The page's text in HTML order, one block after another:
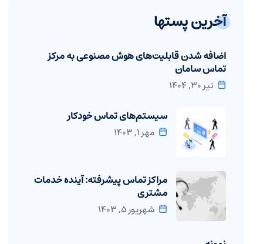
آخرین پستها
اضافه شدن قابلیت‌های هوش مصنوعی به مرکز
تماس سامان
تیر ۳۰, ۱۴۰۴
سیستم‌های تماس خودکار
مهر ۱, ۱۴۰۳
مراکز تماس پیشرفته: آینده خدمات
مشتری
شهریور ۵, ۱۴۰۳